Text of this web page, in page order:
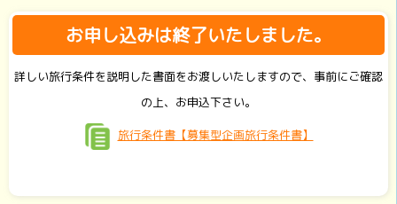
お申し込みは終了いたしました。
詳しい旅行条件を説明した書面をお渡しいたしますので、事前にご確認
の上、お申込下さい。
旅行条件書【募集型企画旅行条件書】